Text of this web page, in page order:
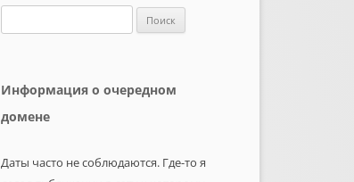
Информация о очередном
домене
Даты часто не соблюдаются. Где-то я